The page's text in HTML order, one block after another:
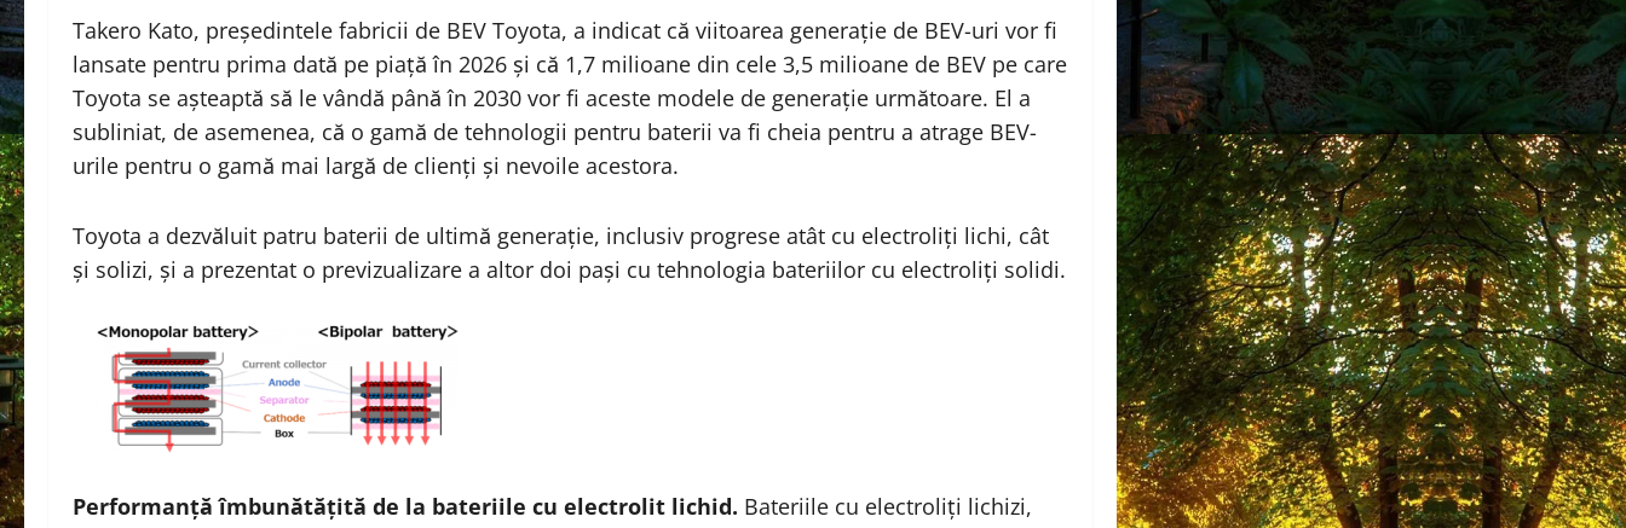
Takero Kato, președintele fabricii de BEV Toyota, a indicat că viitoarea generație de BEV-uri vor fi
lansate pentru prima dată pe piață în 2026 și că 1,7 milioane din cele 3,5 milioane de BEV pe care
Toyota se așteaptă să le vândă până în 2030 vor fi aceste modele de generație următoare. El a
subliniat, de asemenea, că o gamă de tehnologii pentru baterii va fi cheia pentru a atrage BEV-
urile pentru o gamă mai largă de clienți și nevoile acestora.
Toyota a dezvăluit patru baterii de ultimă generație, inclusiv progrese atât cu electroliți lichi, cât
și solizi, și a prezentat o previzualizare a altor doi pași cu tehnologia bateriilor cu electroliți solidi.
Performanță îmbunătățită de la bateriile cu electrolit lichid. Bateriile cu electroliți lichizi,